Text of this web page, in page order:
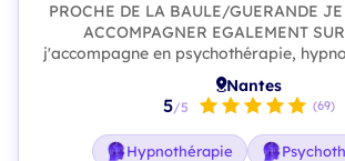
PROCHE DE LA BAULE/GUERANDE
ACCOMPAGNER EGALEMENT
j'accompagne en psychothérapie,
Nantes
5/5 (69)
Hypnothérapie